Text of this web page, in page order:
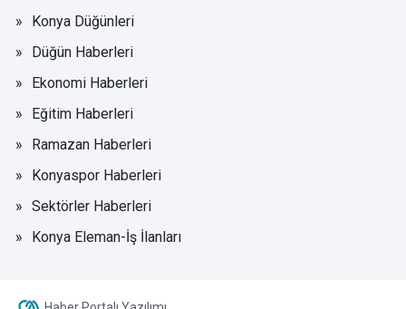
Konya Düğünleri
Düğün Haberleri
Ekonomi Haberleri
Eğitim Haberleri
Ramazan Haberleri
Konyaspor Haberleri
Sektörler Haberleri
Konya Eleman-İş İlanları